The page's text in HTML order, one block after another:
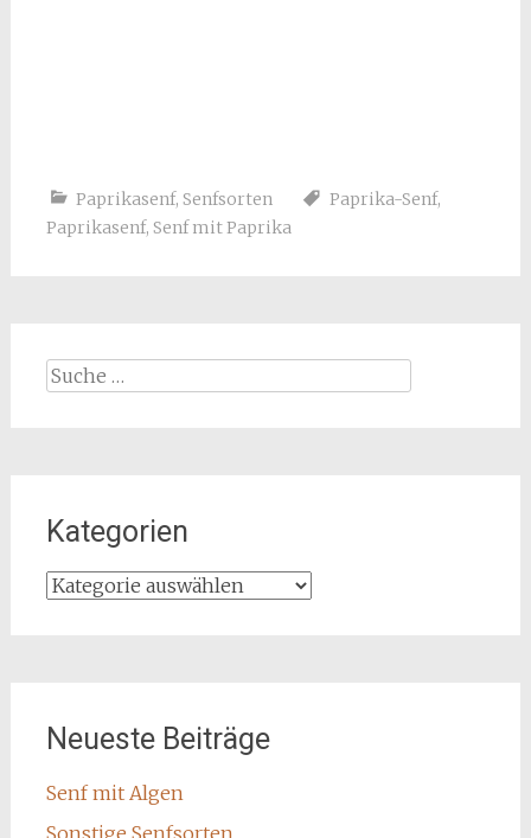
Paprikasenf, Senfsorten Paprika-Senf,
Paprikasenf, Senf mit Paprika
Suche
Kategorien
Kategorien
Neueste Beiträge
Senf mit Algen
Sonstige Senfsorten